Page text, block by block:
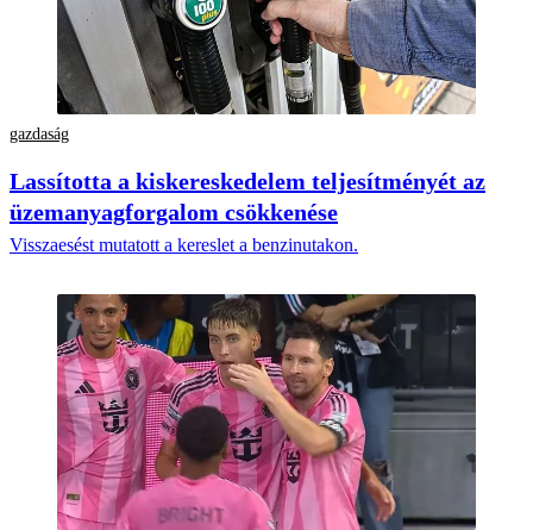
gazdaság
Lassította a kiskereskedelem teljesítményét az
üzemanyagforgalom csökkenése
Visszaesést mutatott a kereslet a benzinutakon.